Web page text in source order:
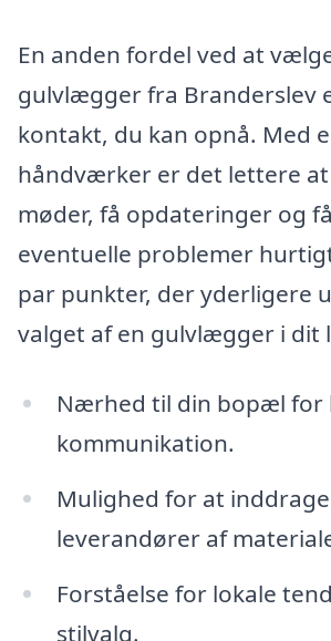
En anden fordel ved at
gulvlægger fra Branderslev
kontakt, du kan opnå. Med
håndværker er det lettere
møder, få opdateringer og
eventuelle problemer
par punkter, der yderligere
valget af en gulvlægger i dit
Nærhed til din bopæl for
kommunikation.
Mulighed for at
leverandører af
Forståelse for lokale
stilvalg.